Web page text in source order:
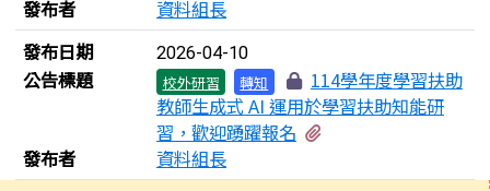
發布者
資料組長
發布日期
2026-04-10
公告標題 校外研習 轉知
114學年度學習扶助
教師生成式 AI 運用於學習扶助知能研
習，歡迎踴躍報名
發布者
資料組長